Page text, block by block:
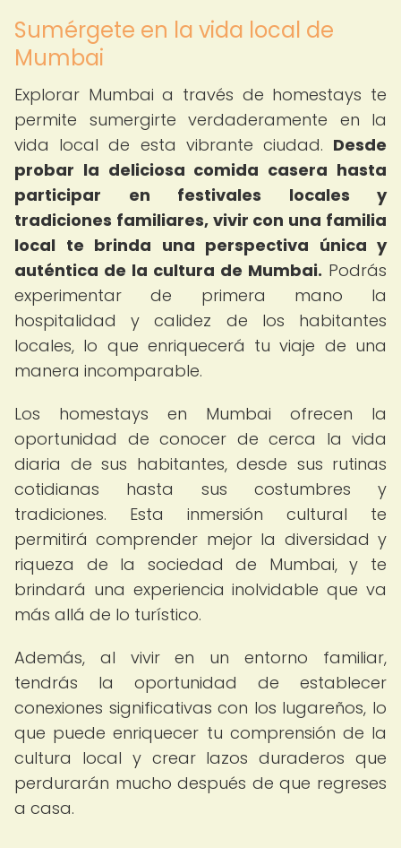
Sumérgete en la vida local de
Mumbai
Explorar Mumbai a través de homestays te
permite sumergirte verdaderamente en la
vida local de esta vibrante ciudad. Desde
probar la deliciosa comida casera hasta
participar en festivales locales y
tradiciones familiares, vivir con una familia
local te brinda una perspectiva única y
auténtica de la cultura de Mumbai. Podrás
experimentar de primera mano la
hospitalidad y calidez de los habitantes
locales, lo que enriquecerá tu viaje de una
manera incomparable.
Los homestays en Mumbai ofrecen la
oportunidad de conocer de cerca la vida
diaria de sus habitantes, desde sus rutinas
cotidianas hasta sus costumbres y
tradiciones. Esta inmersión cultural te
permitirá comprender mejor la diversidad y
riqueza de la sociedad de Mumbai, y te
brindará una experiencia inolvidable que va
más allá de lo turístico.
Además, al vivir en un entorno familiar,
tendrás la oportunidad de establecer
conexiones significativas con los lugareños, lo
que puede enriquecer tu comprensión de la
cultura local y crear lazos duraderos que
perdurarán mucho después de que regreses
a casa.